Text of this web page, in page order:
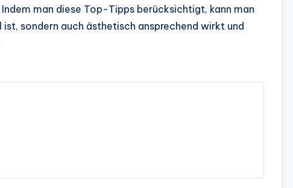
man diese Top-Tipps berücksichtigt, kann man
sondern auch ästhetisch ansprechend wirkt und